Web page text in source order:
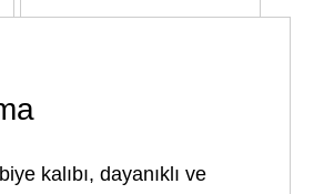
kalıbı, dayanıklı ve